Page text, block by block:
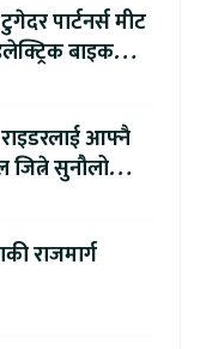
पार्टनर्स मीट
बाइक
आफ्नै
सुनौलो
राजमार्ग